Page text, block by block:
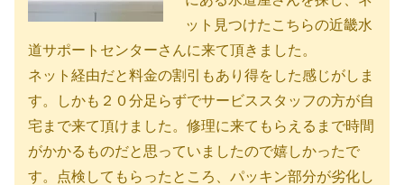
ット見つけたこちらの近畿水
道サポートセンターさんに来て頂きました。
ネット経由だと料金の割引もあり得をした感じがしま
す。しかも２０分足らずでサービススタッフの方が自
宅まで来て頂けました。修理に来てもらえるまで時間
がかかるものだと思っていましたので嬉しかったで
す。点検してもらったところ、パッキン部分が劣化し